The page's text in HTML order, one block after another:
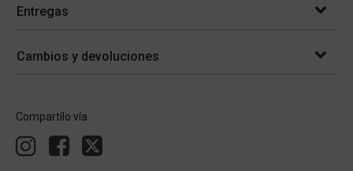
Entregas
Cambios y devoluciones
Compartílo vía